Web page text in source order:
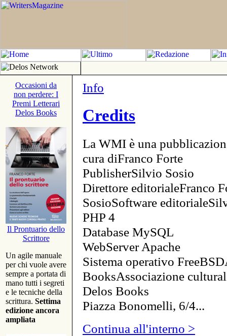
Occasioni da
non perdere: I
Premi Letterari
Delos Books
Il Prontuario dello
Scrittore
Un agile manuale
per chi vuole avere
sempre a portata di
mano tutti i segreti
e le tecniche della
scrittura. Settima
edizione ancora
ampliata
Info
Credits
La WMI è una
cura diFranco Forte
PublisherSilvio Sosio
Direttore editorialeFranco
SosioSoftware
PHP 4
Database MySQL
WebServer Apache
Sistema operativo
BooksAssociazione
Delos Books
Piazza Bonomelli, 6/4...
Continua all'interno >